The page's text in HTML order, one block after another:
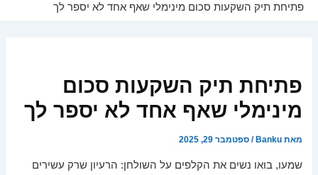
פתיחת תיק השקעות סכום מינימלי שאף אחד לא יספר לך
פתיחת תיק השקעות סכום
מינימלי שאף אחד לא יספר לך
מאתBanku
/ספטמבר 29, 2025
שמעו, בואו נשים את הקלפים על השולחן: הרעיון שרק עשירים